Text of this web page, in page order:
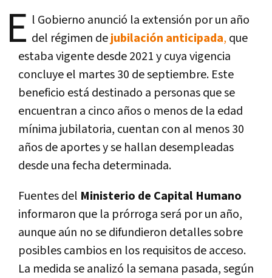
E l Gobierno anunció la extensión por un año
del régimen dejubilación anticipada, que
estaba vigente desde 2021 y cuya vigencia
concluye el martes 30 de septiembre. Este
beneficio está destinado a personas que se
encuentran a cinco años o menos de la edad
mínima jubilatoria, cuentan con al menos 30
años de aportes y se hallan desempleadas
desde una fecha determinada.
Fuentes del Ministerio de Capital Humano
informaron que la prórroga será por un año,
aunque aún no se difundieron detalles sobre
posibles cambios en los requisitos de acceso.
La medida se analizó la semana pasada, según